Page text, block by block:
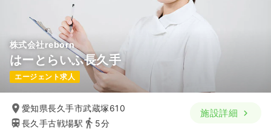
株式会社reborn
はーとらいふ長久手
エージェント求人
愛知県長久手市武蔵塚610
長久手古戦場駅
5分
施設詳細